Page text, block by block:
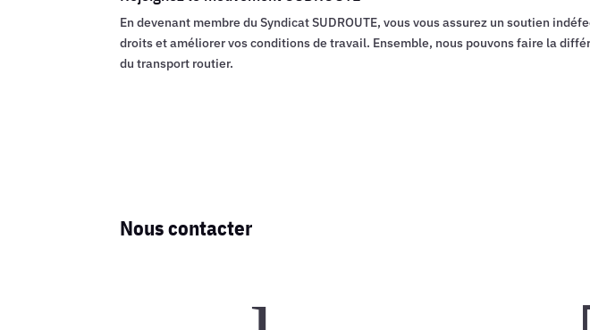
En devenant membre du Syndicat SUDROUTE, vous vous assurez un soutien
droits et améliorer vos conditions de travail. Ensemble, nous pouvons faire la
du transport routier.
Nous contacter